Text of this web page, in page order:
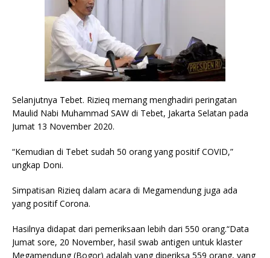
Selanjutnya Tebet. Rizieq memang menghadiri peringatan
Maulid Nabi Muhammad SAW di Tebet, Jakarta Selatan pada
Jumat 13 November 2020.
“Kemudian di Tebet sudah 50 orang yang positif COVID,”
ungkap Doni.
Simpatisan Rizieq dalam acara di Megamendung juga ada
yang positif Corona.
Hasilnya didapat dari pemeriksaan lebih dari 550 orang.“Data
Jumat sore, 20 November, hasil swab antigen untuk klaster
Megamendung (Bogor) adalah yang diperiksa 559 orang, yang